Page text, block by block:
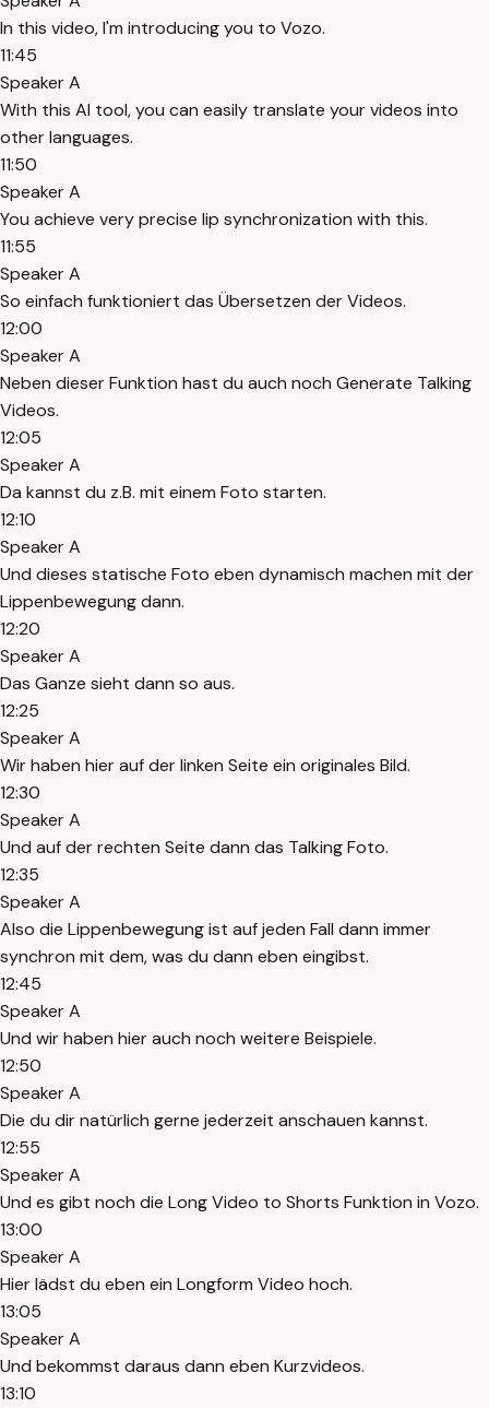
In this video, I'm introducing you to Vozo.
11:45
Speaker A
With this AI tool, you can easily translate your videos into
other languages.
11:50
Speaker A
You achieve very precise lip synchronization with this.
11:55
Speaker A
So einfach funktioniert das Übersetzen der Videos.
12:00
Speaker A
Neben dieser Funktion hast du auch noch Generate Talking
Videos.
12:05
Speaker A
Da kannst du z.B. mit einem Foto starten.
12:10
Speaker A
Und dieses statische Foto eben dynamisch machen mit der
Lippenbewegung dann.
12:20
Speaker A
Das Ganze sieht dann so aus.
12:25
Speaker A
Wir haben hier auf der linken Seite ein originales Bild.
12:30
Speaker A
Und auf der rechten Seite dann das Talking Foto.
12:35
Speaker A
Also die Lippenbewegung ist auf jeden Fall dann immer
synchron mit dem, was du dann eben eingibst.
12:45
Speaker A
Und wir haben hier auch noch weitere Beispiele.
12:50
Speaker A
Die du dir natürlich gerne jederzeit anschauen kannst.
12:55
Speaker A
Und es gibt noch die Long Video to Shorts Funktion in Vozo.
13:00
Speaker A
Hier lädst du eben ein Longform Video hoch.
13:05
Speaker A
Und bekommst daraus dann eben Kurzvideos.
13:10